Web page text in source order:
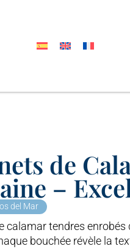
de
–
del Mar
calamar tendres enrobés
bouchée révèle la